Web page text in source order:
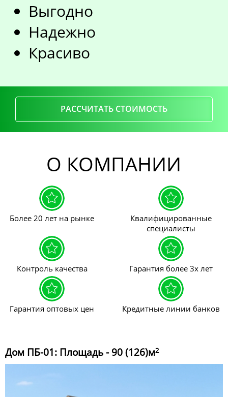
Выгодно
Надежно
Красиво
РАССЧИТАТЬ СТОИМОСТЬ
О КОМПАНИИ
Более 20 лет на рынке
Квалифицированные
специалисты
Контроль качества Гарантия более 3х лет
Гарантия оптовых цен Кредитные линии банков
Дом ПБ-01: Площадь - 90 (126)м2